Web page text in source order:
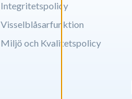
Integritetspolicy
Visselblåsarfunktion
Miljö och Kvalitetspolicy